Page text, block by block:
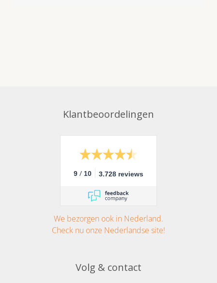
Klantbeoordelingen
9 / 10 3.728 reviews
We bezorgen ook in Nederland.
Check nu onze Nederlandse site!
Volg & contact